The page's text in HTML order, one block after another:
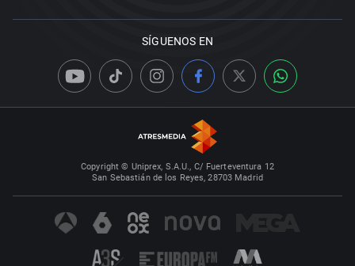
SÍGUENOS EN
Copyright © Uniprex, S.A.U., C/ Fuerteventura 12
San Sebastián de los Reyes, 28703 Madrid